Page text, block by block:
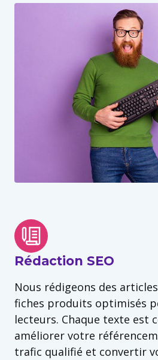
Rédaction SEO
Nous rédigeons des
fiches produits optimisés
lecteurs. Chaque texte est
améliorer votre
trafic qualifié et convertir